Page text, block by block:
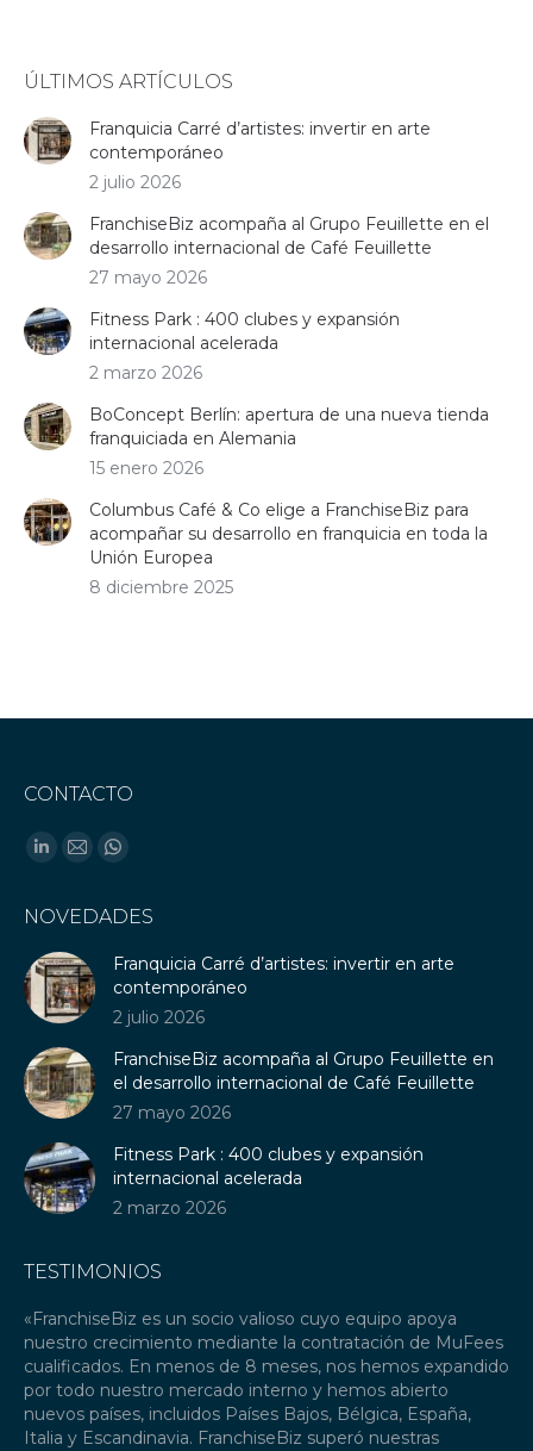
ÚLTIMOS ARTÍCULOS
Franquicia Carré d’artistes: invertir en arte
contemporáneo
2 julio 2026
FranchiseBiz acompaña al Grupo Feuillette en el
desarrollo internacional de Café Feuillette
27 mayo 2026
Fitness Park : 400 clubes y expansión
internacional acelerada
2 marzo 2026
BoConcept Berlín: apertura de una nueva tienda
franquiciada en Alemania
15 enero 2026
Columbus Café & Co elige a FranchiseBiz para
acompañar su desarrollo en franquicia en toda la
Unión Europea
8 diciembre 2025
CONTACTO
Encuéntranos en:
Linkedin
opens
in
new
window
Mail
opens
in
new
window
Whatsapp
opens
in
new
window
NOVEDADES
Franquicia Carré d’artistes: invertir en arte
contemporáneo
2 julio 2026
FranchiseBiz acompaña al Grupo Feuillette en
el desarrollo internacional de Café Feuillette
27 mayo 2026
Fitness Park : 400 clubes y expansión
internacional acelerada
2 marzo 2026
TESTIMONIOS
«FranchiseBiz es un socio valioso cuyo equipo apoya
nuestro crecimiento mediante la contratación de MuFees
cualificados. En menos de 8 meses, nos hemos expandido
por todo nuestro mercado interno y hemos abierto
nuevos países, incluidos Países Bajos, Bélgica, España,
Italia y Escandinavia. FranchiseBiz superó nuestras